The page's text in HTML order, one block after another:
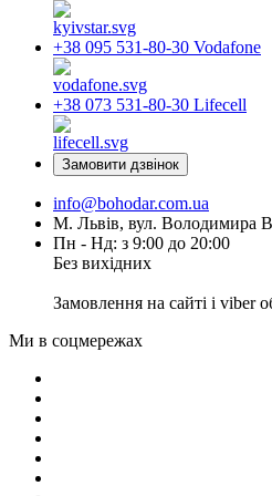
+38 095 531-80-30 Vodafone
+38 073 531-80-30 Lifecell
Замовити дзвінок
info@bohodar.com.ua
М. Львів, вул. Володимира
Пн - Нд: з 9:00 до 20:00
Без вихідних
Замовлення на сайті і viber
Ми в соцмережах